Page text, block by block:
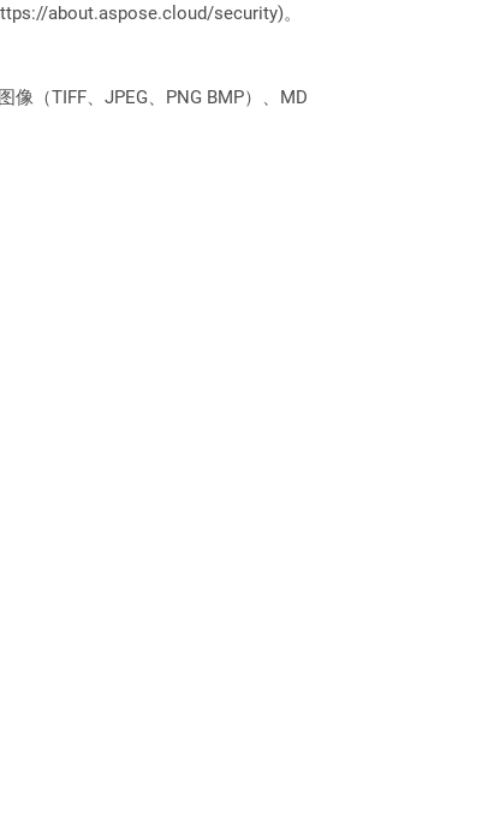
about.aspose.cloud/security)。
（TIFF、JPEG、PNG BMP）、MD